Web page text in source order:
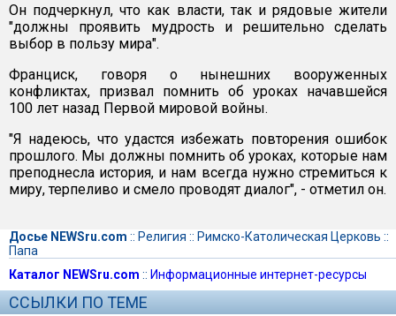
Он подчеркнул, что как власти, так и рядовые жители
"должны проявить мудрость и решительно сделать
выбор в пользу мира".
Франциск, говоря о нынешних вооруженных
конфликтах, призвал помнить об уроках начавшейся
100 лет назад Первой мировой войны.
"Я надеюсь, что удастся избежать повторения ошибок
прошлого. Мы должны помнить об уроках, которые нам
преподнесла история, и нам всегда нужно стремиться к
миру, терпеливо и смело проводят диалог", - отметил он.
Досье NEWSru.com :: Религия :: Римско-Католическая Церковь ::
Папа
Каталог NEWSru.com :: Информационные интернет-ресурсы
ССЫЛКИ ПО ТЕМЕ